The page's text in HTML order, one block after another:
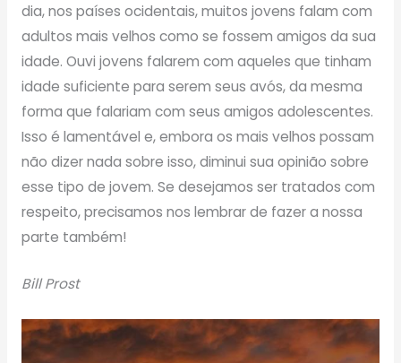
dia, nos países ocidentais, muitos jovens falam com
adultos mais velhos como se fossem amigos da sua
idade. Ouvi jovens falarem com aqueles que tinham
idade suficiente para serem seus avós, da mesma
forma que falariam com seus amigos adolescentes.
Isso é lamentável e, embora os mais velhos possam
não dizer nada sobre isso, diminui sua opinião sobre
esse tipo de jovem. Se desejamos ser tratados com
respeito, precisamos nos lembrar de fazer a nossa
parte também!
Bill Prost